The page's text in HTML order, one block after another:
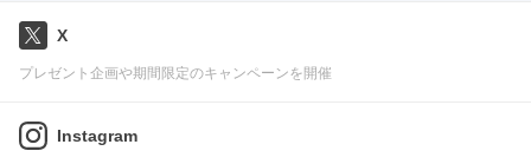
X
プレゼント企画や期間限定のキャンペーンを開催
Instagram